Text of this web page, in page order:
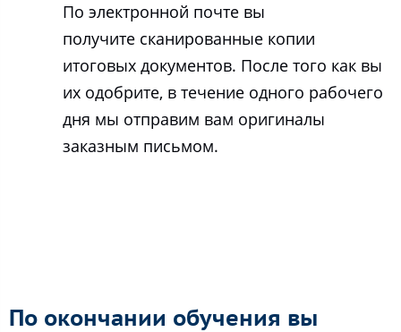
По электронной почте вы
получите сканированные копии
итоговых документов. После того как вы
их одобрите, в течение одного рабочего
дня мы отправим вам оригиналы
заказным письмом.
По окончании обучения вы